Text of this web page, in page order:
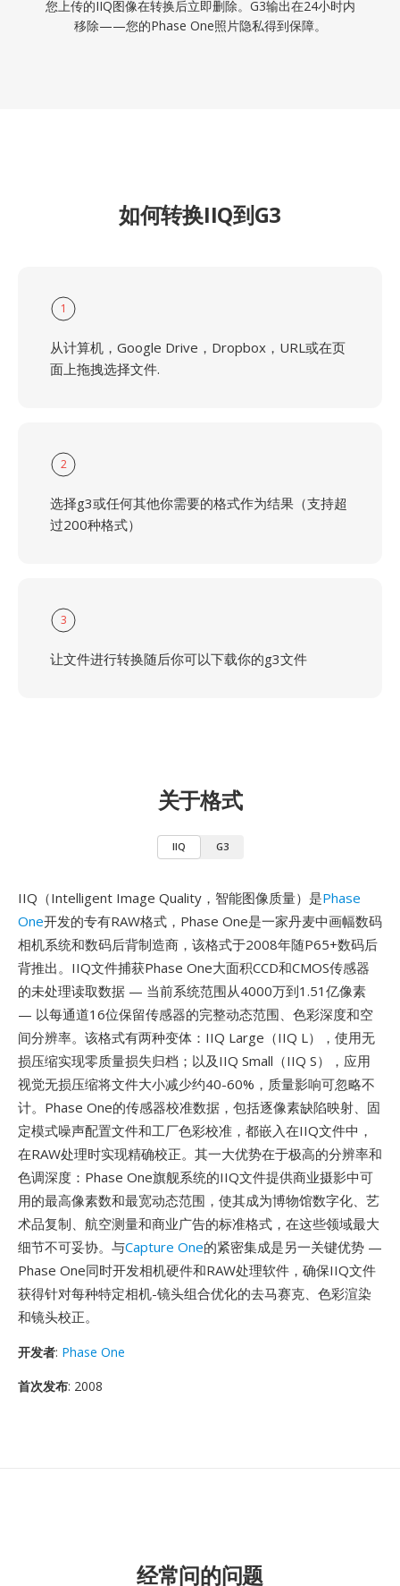
您上传的IIQ图像在转换后立即删除。G3输出在24小时内
移除——您的Phase One照片隐私得到保障。
如何转换IIQ到G3
1
从计算机，Google Drive，Dropbox，URL或在页
面上拖拽选择文件.
2
选择g3或任何其他你需要的格式作为结果（支持超
过200种格式）
3
让文件进行转换随后你可以下载你的g3文件
关于格式
IIQ G3
IIQ（Intelligent Image Quality，智能图像质量）是Phase
One开发的专有RAW格式，Phase One是一家丹麦中画幅数码
相机系统和数码后背制造商，该格式于2008年随P65+数码后
背推出。IIQ文件捕获Phase One大面积CCD和CMOS传感器
的未处理读取数据 — 当前系统范围从4000万到1.51亿像素
— 以每通道16位保留传感器的完整动态范围、色彩深度和空
间分辨率。该格式有两种变体：IIQ Large（IIQ L），使用无
损压缩实现零质量损失归档；以及IIQ Small（IIQ S），应用
视觉无损压缩将文件大小减少约40-60%，质量影响可忽略不
计。Phase One的传感器校准数据，包括逐像素缺陷映射、固
定模式噪声配置文件和工厂色彩校准，都嵌入在IIQ文件中，
在RAW处理时实现精确校正。其一大优势在于极高的分辨率和
色调深度：Phase One旗舰系统的IIQ文件提供商业摄影中可
用的最高像素数和最宽动态范围，使其成为博物馆数字化、艺
术品复制、航空测量和商业广告的标准格式，在这些领域最大
细节不可妥协。与Capture One的紧密集成是另一关键优势 —
Phase One同时开发相机硬件和RAW处理软件，确保IIQ文件
获得针对每种特定相机-镜头组合优化的去马赛克、色彩渲染
和镜头校正。
开发者: Phase One
首次发布: 2008
经常问的问题